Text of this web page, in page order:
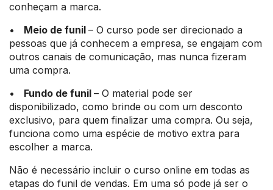
conheçam a marca.
• Meio de funil – O curso pode ser direcionado a
pessoas que já conhecem a empresa, se engajam com
outros canais de comunicação, mas nunca fizeram
uma compra.
• Fundo de funil – O material pode ser
disponibilizado, como brinde ou com um desconto
exclusivo, para quem finalizar uma compra. Ou seja,
funciona como uma espécie de motivo extra para
escolher a marca.
Não é necessário incluir o curso online em todas as
etapas do funil de vendas. Em uma só pode já ser o